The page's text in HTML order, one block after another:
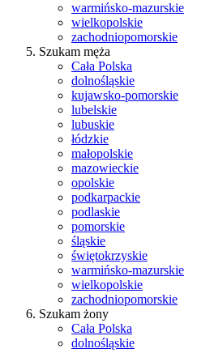
warmińsko-mazurskie
wielkopolskie
zachodniopomorskie
Szukam męża
Cała Polska
dolnośląskie
kujawsko-pomorskie
lubelskie
lubuskie
łódzkie
małopolskie
mazowieckie
opolskie
podkarpackie
podlaskie
pomorskie
śląskie
świętokrzyskie
warmińsko-mazurskie
wielkopolskie
zachodniopomorskie
Szukam żony
Cała Polska
dolnośląskie